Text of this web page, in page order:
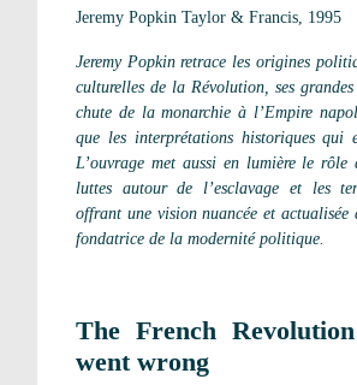
Jeremy Popkin Taylor & Francis, 1995
Jeremy Popkin retrace les origines
culturelles de la Révolution, ses
chute de la monarchie à l’Empire
que les interprétations historiques qui
L’ouvrage met aussi en lumière le rôle
luttes autour de l’esclavage et les
offrant une vision nuancée et actualisée
fondatrice de la modernité politique.
The French
went wrong